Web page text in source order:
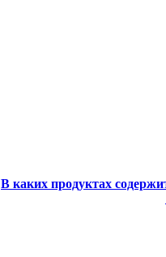
В каких продуктах